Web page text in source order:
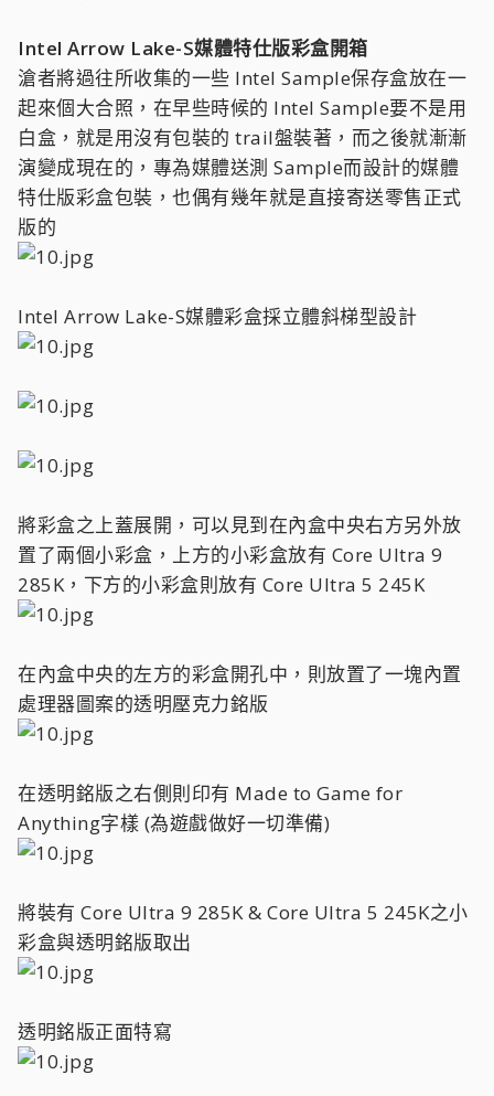
Intel Arrow Lake-S媒體特仕版彩盒開箱
滄者將過往所收集的一些 Intel Sample保存盒放在一
起來個大合照，在早些時候的 Intel Sample要不是用
白盒，就是用沒有包裝的 trail盤裝著，而之後就漸漸
演變成現在的，專為媒體送測 Sample而設計的媒體
特仕版彩盒包裝，也偶有幾年就是直接寄送零售正式
版的
Intel Arrow Lake-S媒體彩盒採立體斜梯型設計
將彩盒之上蓋展開，可以見到在內盒中央右方另外放
置了兩個小彩盒，上方的小彩盒放有 Core Ultra 9
285K，下方的小彩盒則放有 Core Ultra 5 245K
在內盒中央的左方的彩盒開孔中，則放置了一塊內置
處理器圖案的透明壓克力銘版
在透明銘版之右側則印有 Made to Game for
Anything字樣 (為遊戲做好一切準備)
將裝有 Core Ultra 9 285K & Core Ultra 5 245K之小
彩盒與透明銘版取出
透明銘版正面特寫